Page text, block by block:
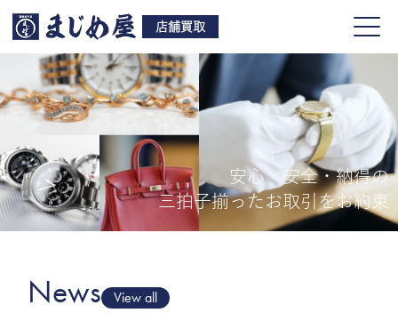
店舗買取
買取品目
店舗一覧
安心・安全・納得の
三拍子揃ったお取引をお約束
News View all